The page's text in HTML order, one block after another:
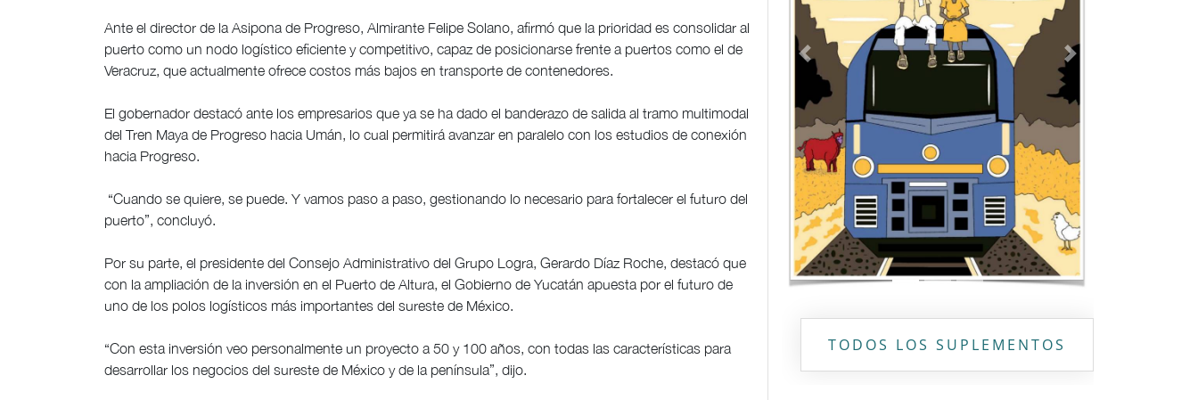
Ante el director de la Asipona de Progreso, Almirante Felipe Solano, afirmó que la prioridad es consolidar al
puerto como un nodo logístico eficiente y competitivo, capaz de posicionarse frente a puertos como el de
Veracruz, que actualmente ofrece costos más bajos en transporte de contenedores.
El gobernador destacó ante los empresarios que ya se ha dado el banderazo de salida al tramo multimodal
del Tren Maya de Progreso hacia Umán, lo cual permitirá avanzar en paralelo con los estudios de conexión
hacia Progreso.
“Cuando se quiere, se puede. Y vamos paso a paso, gestionando lo necesario para fortalecer el futuro del
puerto”, concluyó.
Por su parte, el presidente del Consejo Administrativo del Grupo Logra, Gerardo Díaz Roche, destacó que
con la ampliación de la inversión en el Puerto de Altura, el Gobierno de Yucatán apuesta por el futuro de
uno de los polos logísticos más importantes del sureste de México.
“Con esta inversión veo personalmente un proyecto a 50 y 100 años, con todas las características para
desarrollar los negocios del sureste de México y de la península”, dijo.